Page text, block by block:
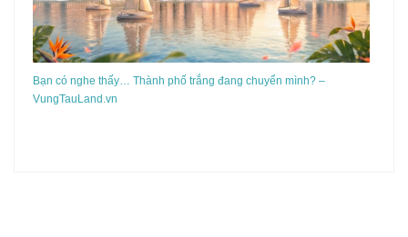
Bạn có nghe thấy… Thành phố trắng đang chuyển mình? –
VungTauLand.vn